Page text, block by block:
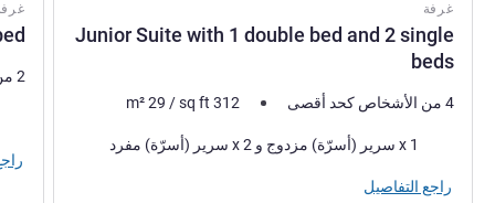
غرفة
Junior Suite with 1 double bed and 2 single
beds
4 من الأشخاص كحد أقصى m²29 /sq ft 312
فرش السرير
1 x سرير (أسرّة) مزدوج و 2 x سرير (أسرّة) مفرد
راجع التفاصيل
2 من الأشخاص كحد أقصى